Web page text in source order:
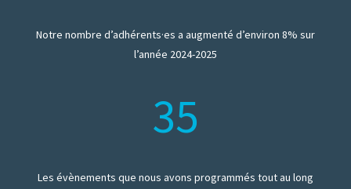
Notre nombre d’adhérents·es a augmenté d’environ 8% sur
l’année 2024-2025
35
Les évènements que nous avons programmés tout au long